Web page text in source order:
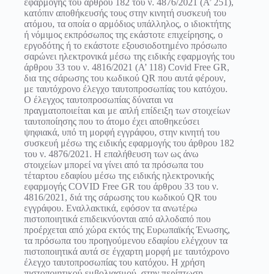
εφαρμογής του άρθρου 182 του ν. 4876/2021 (Α’ 251),
κατόπιν αποθήκευσής τους στην κινητή συσκευή του
ατόμου, τα οποία ο αρμόδιος υπάλληλος, ο ιδιοκτήτης
ή νόμιμος εκπρόσωπος της εκάστοτε επιχείρησης, ο
εργοδότης ή το εκάστοτε εξουσιοδοτημένο πρόσωπο
σαρώνει ηλεκτρονικά μέσω της ειδικής εφαρμογής του
άρθρου 33 του ν. 4816/2021 (Α’ 118) Covid Free GR,
δια της σάρωσης του κωδικού QR που αυτά φέρουν,
με ταυτόχρονο έλεγχο ταυτοπροσωπίας του κατόχου.
Ο έλεγχος ταυτοπροσωπίας δύναται να
πραγματοποιείται και με απλή επίδειξη των στοιχείων
ταυτοποίησης που το άτομο έχει αποθηκεύσει
ψηφιακά, υπό τη μορφή εγγράφου, στην κινητή του
συσκευή μέσω της ειδικής εφαρμογής του άρθρου 182
του ν. 4876/2021. Η επαλήθευση των ως άνω
στοιχείων μπορεί να γίνει από τα πρόσωπα του
τέταρτου εδαφίου μέσω της ειδικής ηλεκτρονικής
εφαρμογής COVID Free GR του άρθρου 33 του ν.
4816/2021, διά της σάρωσης του κωδικού QR του
εγγράφου. Εναλλακτικά, εφόσον τα ανωτέρω
πιστοποιητικά επιδεικνύονται από αλλοδαπό που
προέρχεται από χώρα εκτός της Ευρωπαϊκής Ένωσης,
τα πρόσωπα του προηγούμενου εδαφίου ελέγχουν τα
πιστοποιητικά αυτά σε έγχαρτη μορφή με ταυτόχρονο
έλεγχο ταυτοπροσωπίας του κατόχου. Η χρήση